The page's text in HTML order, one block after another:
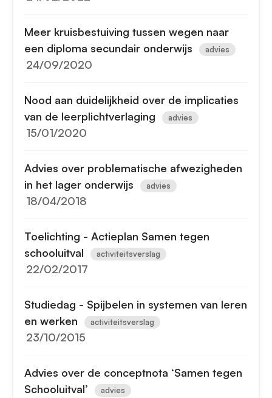
Meer kruisbestuiving tussen wegen naar
een diploma secundair onderwijs
advies
24/09/2020
Nood aan duidelijkheid over de implicaties
van de leerplichtverlaging
advies
15/01/2020
Advies over problematische afwezigheden
in het lager onderwijs
advies
18/04/2018
Toelichting - Actieplan Samen tegen
schooluitval
activiteitsverslag
22/02/2017
Studiedag - Spijbelen in systemen van leren
en werken
activiteitsverslag
23/10/2015
Advies over de conceptnota ‘Samen tegen
Schooluitval’
advies